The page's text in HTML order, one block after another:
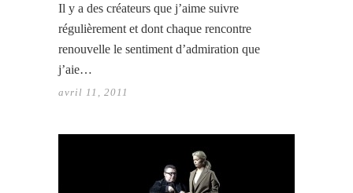
Il y a des créateurs que j’aime suivre
régulièrement et dont chaque rencontre
renouvelle le sentiment d’admiration que
j’aie…
avril 11, 2011